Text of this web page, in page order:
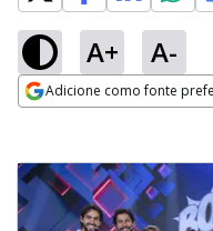
A+ A-
Adicione como fonte